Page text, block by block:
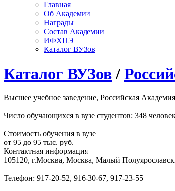
Главная
Об Академии
Награды
Состав Академии
ИФХПЭ
Каталог ВУЗов
Каталог ВУЗов /
Высшее учебное заведение, Российская
Число обучающихся в вузе студентов: 348
Стоимость обучения в вузе
от 95 до 95 тыс. руб.
Контактная информация
105120, г.Москва, Москва, Малый
Телефон: 917-20-52, 916-30-67, 917-23-55